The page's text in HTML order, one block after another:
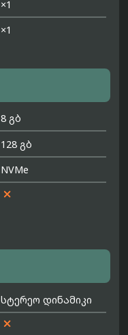
×1
×1
8 გბ
128 გბ
NVMe

სტერეო დინამიკი
